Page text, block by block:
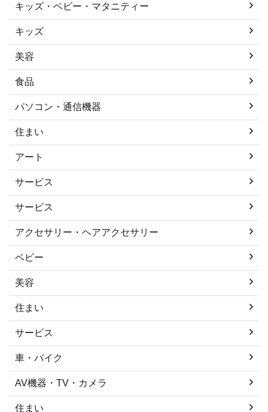
キッズ・ベビー・マタニティー
キッズ
美容
食品
パソコン・通信機器
住まい
アート
サービス
サービス
アクセサリー・ヘアアクセサリー
ベビー
美容
住まい
サービス
車・バイク
AV機器・TV・カメラ
住まい